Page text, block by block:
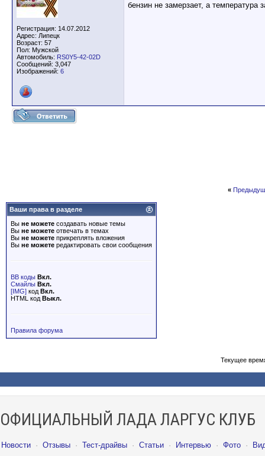
Регистрация: 14.07.2012
Адрес: Липецк
Возраст: 57
Пол: Мужской
Автомобиль: RS0Y5-42-02D
Сообщений: 3,047
Изображений: 6
бензин не замерзает, а температура
«
Ваши права в разделе
Вы не можете создавать новые темы
Вы не можете отвечать в темах
Вы не можете прикреплять вложения
Вы не можете редактировать свои сообщения
BB коды Вкл.
Смайлы Вкл.
[IMG] код Вкл.
HTML код Выкл.
Правила форума
Текущее
ОФИЦИАЛЬНЫЙ ЛАДА ЛАРГУС КЛУБ
Новости · Отзывы · Тест-драйвы · Статьи · Интервью · Фото ·